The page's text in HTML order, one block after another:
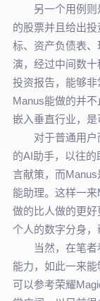
另一个用例则
的股票并且给出
标、资产负债表
演，经过中间数
投资报告，能够
Manus能做的并
嵌入垂直行业，是
对于普通用户
的AI助手，以往
言献策，而
能助理。这样一
做的比人做的更
个人的数字分身，
当然，在笔者
能力，如此一来
可以参考荣耀